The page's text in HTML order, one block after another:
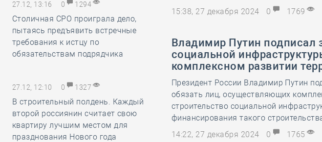
27.12, 13:16 0 1294
Столичная СРО проиграла дело,
пытаясь предъявить встречные
требования к истцу по
обязательствам подрядчика
27.12, 12:10 0 1327
В строительный полдень. Каждый
второй россиянин считает свою
квартиру лучшим местом для
празднования Нового года
15:38, 27 декабря 2024
0 1769
Владимир Путин подписал
социальной
комплексном развитии
Президент России Владимир Путин
обязать лиц, осуществляющих
строительство социальной
финансирования такого
14:22, 27 декабря 2024
0 1765